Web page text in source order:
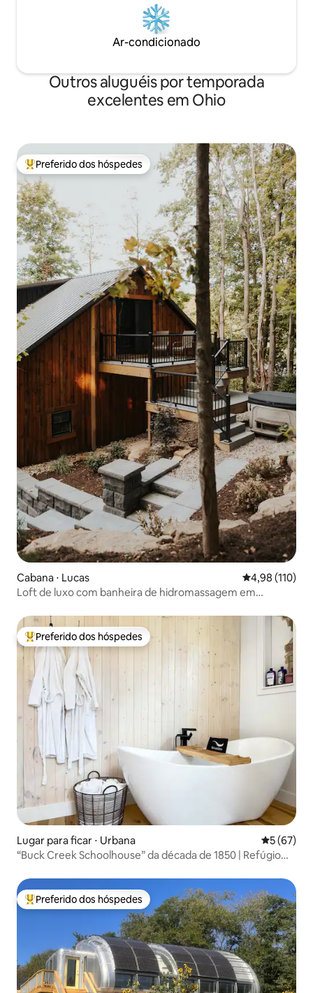
Ar-condicionado
Outros aluguéis por temporada
excelentes em Ohio
Entre os melhores preferidos dos hóspedes
Preferido dos hóspedes
Cabana ⋅ Lucas 4,98 de uma
4,98 (110)
Loft de luxo com banheira de hidromassagem em
Entre os melhores preferidos dos hóspedes
Preferido dos hóspedes
Lugar para ficar ⋅ Urbana 5 de uma
5 (67)
“Buck Creek Schoolhouse” da década de 1850 | Refúgio
Entre os melhores preferidos dos hóspedes
Preferido dos hóspedes